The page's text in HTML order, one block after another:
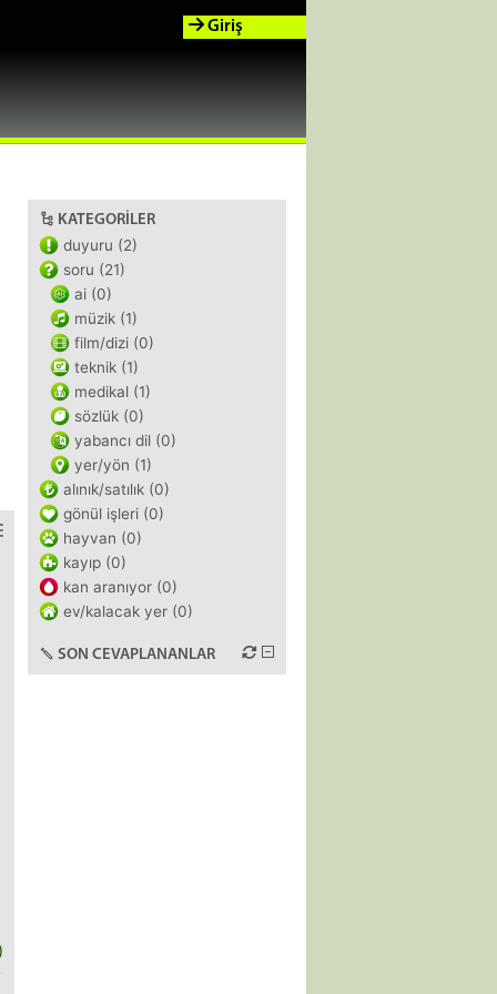
Giriş
KATEGORILER
duyuru (2)
soru (21)
ai (0)
müzik (1)
film/dizi (0)
teknik (1)
medikal (1)
sözlük (0)
yabancı dil (0)
yer/yön (1)
alınık/satılık (0)
gönül işleri (0)
hayvan (0)
kayıp (0)
kan aranıyor (0)
ev/kalacak yer (0)
SON CEVAPLANANLAR